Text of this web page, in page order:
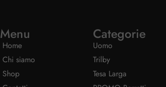
Menu
Home
Chi siamo
Shop
Categorie
Uomo
Trilby
Tesa Larga